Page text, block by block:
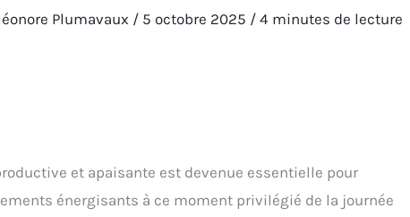
Plumavaux / 5 octobre 2025 /4 minutes de lecture
et apaisante est devenue essentielle pour
énergisants à ce moment privilégié de la journée